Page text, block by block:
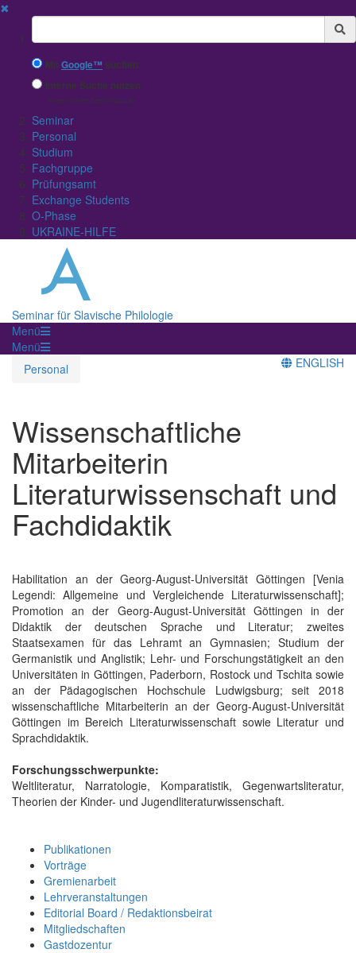
✖
Suchbegriff
MitGoogle™ suchen
Interne Suche nutzen
(eingeschränkte Ergebnisqualität)
Seminar
Personal
Studium
Fachgruppe
Prüfungsamt
Exchange Students
O-Phase
UKRAINE-HILFE
Seminar für Slavische Philologie
Menü
Menü
Personal
ENGLISH
Wissenschaftliche
Mitarbeiterin
Literaturwissenschaft und
Fachdidaktik
Habilitation an der Georg-August-Universität Göttingen [Venia
Legendi: Allgemeine und Vergleichende Literaturwissenschaft];
Promotion an der Georg-August-Universität Göttingen in der
Didaktik der deutschen Sprache und Literatur; zweites
Staatsexamen für das Lehramt an Gymnasien; Studium der
Germanistik und Anglistik; Lehr- und Forschungstätigkeit an den
Universitäten in Göttingen, Paderborn, Rostock und Tschita sowie
an der Pädagogischen Hochschule Ludwigsburg; seit 2018
wissenschaftliche Mitarbeiterin an der Georg-August-Universität
Göttingen im Bereich Literaturwissenschaft sowie Literatur und
Sprachdidaktik.
Forschungsschwerpunkte:
Weltliteratur, Narratologie, Komparatistik, Gegenwartsliteratur,
Theorien der Kinder- und Jugendliteraturwissenschaft.
Publikationen
Vorträge
Gremienarbeit
Lehrveranstaltungen
Editorial Board / Redaktionsbeirat
Mitgliedschaften
Gastdozentur